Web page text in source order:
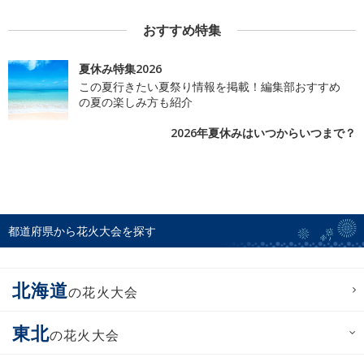
おすすめ特集
夏休み特集2026
この夏行きたい夏祭り情報を掲載！編集部おすすめ
の夏の楽しみ方も紹介
2026年夏休みはいつからいつまで？
都道府県から花火大会を探す
北海道の花火大会
東北の花火大会